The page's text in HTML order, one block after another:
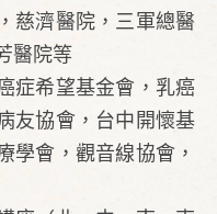
慈濟醫院，三軍總醫
醫院等
症希望基金會，乳癌
友協會，台中開懷基
學會，觀音線協會，